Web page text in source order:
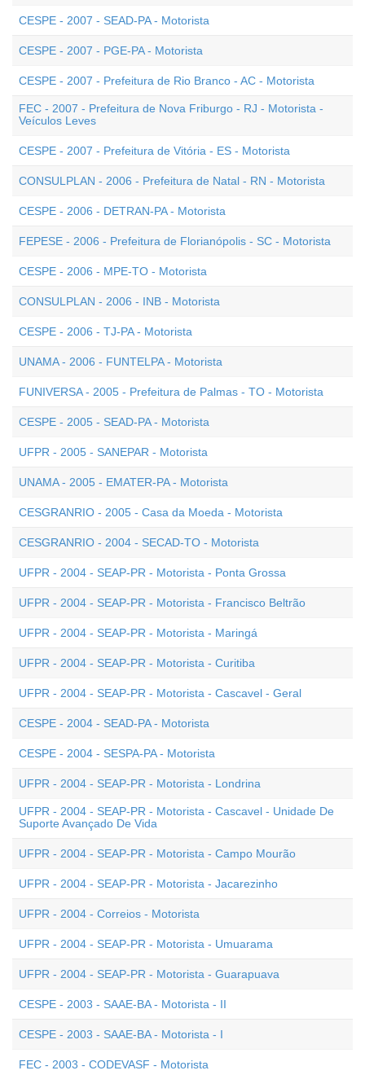
CESPE - 2007 - SEAD-PA - Motorista
CESPE - 2007 - PGE-PA - Motorista
CESPE - 2007 - Prefeitura de Rio Branco - AC - Motorista
FEC - 2007 - Prefeitura de Nova Friburgo - RJ - Motorista -
Veículos Leves
CESPE - 2007 - Prefeitura de Vitória - ES - Motorista
CONSULPLAN - 2006 - Prefeitura de Natal - RN - Motorista
CESPE - 2006 - DETRAN-PA - Motorista
FEPESE - 2006 - Prefeitura de Florianópolis - SC - Motorista
CESPE - 2006 - MPE-TO - Motorista
CONSULPLAN - 2006 - INB - Motorista
CESPE - 2006 - TJ-PA - Motorista
UNAMA - 2006 - FUNTELPA - Motorista
FUNIVERSA - 2005 - Prefeitura de Palmas - TO - Motorista
CESPE - 2005 - SEAD-PA - Motorista
UFPR - 2005 - SANEPAR - Motorista
UNAMA - 2005 - EMATER-PA - Motorista
CESGRANRIO - 2005 - Casa da Moeda - Motorista
CESGRANRIO - 2004 - SECAD-TO - Motorista
UFPR - 2004 - SEAP-PR - Motorista - Ponta Grossa
UFPR - 2004 - SEAP-PR - Motorista - Francisco Beltrão
UFPR - 2004 - SEAP-PR - Motorista - Maringá
UFPR - 2004 - SEAP-PR - Motorista - Curitiba
UFPR - 2004 - SEAP-PR - Motorista - Cascavel - Geral
CESPE - 2004 - SEAD-PA - Motorista
CESPE - 2004 - SESPA-PA - Motorista
UFPR - 2004 - SEAP-PR - Motorista - Londrina
UFPR - 2004 - SEAP-PR - Motorista - Cascavel - Unidade De
Suporte Avançado De Vida
UFPR - 2004 - SEAP-PR - Motorista - Campo Mourão
UFPR - 2004 - SEAP-PR - Motorista - Jacarezinho
UFPR - 2004 - Correios - Motorista
UFPR - 2004 - SEAP-PR - Motorista - Umuarama
UFPR - 2004 - SEAP-PR - Motorista - Guarapuava
CESPE - 2003 - SAAE-BA - Motorista - II
CESPE - 2003 - SAAE-BA - Motorista - I
FEC - 2003 - CODEVASF - Motorista